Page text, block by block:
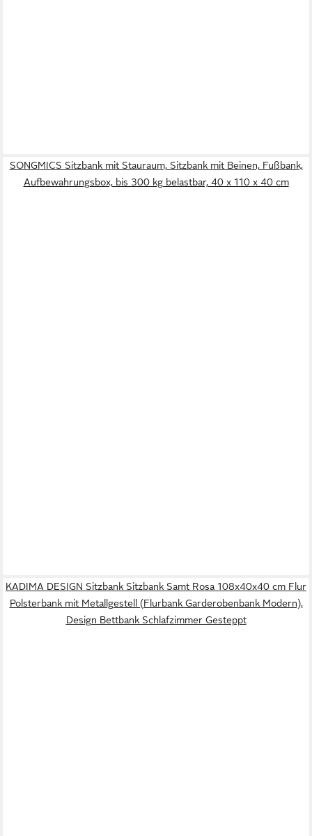
SONGMICS Sitzbank mit Stauraum, Sitzbank mit Beinen, Fußbank,
Aufbewahrungsbox, bis 300 kg belastbar, 40 x 110 x 40 cm
KADIMA DESIGN Sitzbank Sitzbank Samt Rosa 108x40x40 cm Flur
Polsterbank mit Metallgestell (Flurbank Garderobenbank Modern),
Design Bettbank Schlafzimmer Gesteppt